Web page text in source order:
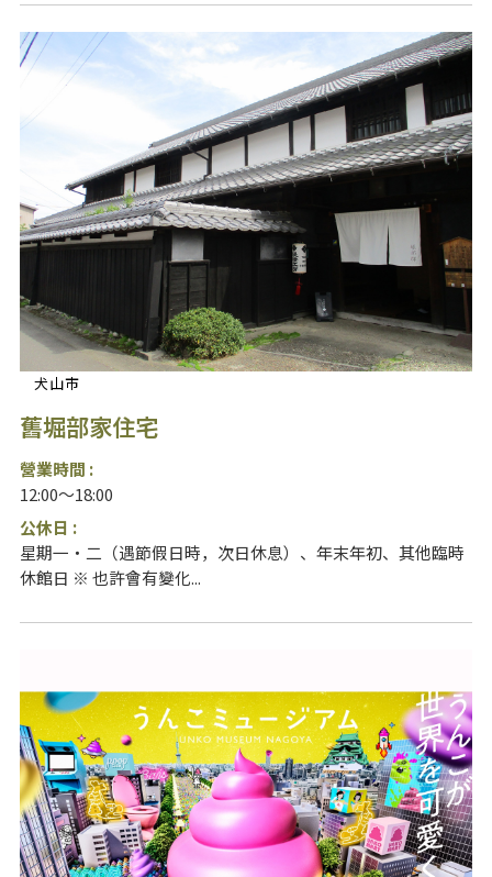
犬山市
舊堀部家住宅
營業時間 :
12:00～18:00
公休日 :
星期一・二（遇節假日時，次日休息）、年末年初、其他臨時
休館日 ※ 也許會有變化...